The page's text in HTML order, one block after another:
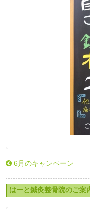
6月のキャンペーン
はーと鍼灸整骨院のご案